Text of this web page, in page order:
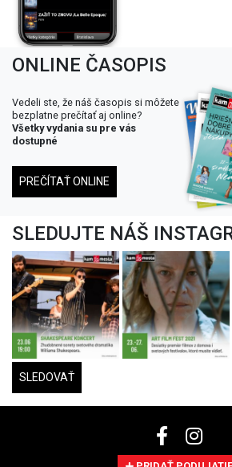
ONLINE ČASOPIS
Vedeli ste, že náš časopis si môžete
bezplatne prečítať aj online?
Všetky vydania su pre vás
dostupné
PREČÍTAŤ ONLINE
SLEDUJTE NÁŠ
SLEDOVAŤ